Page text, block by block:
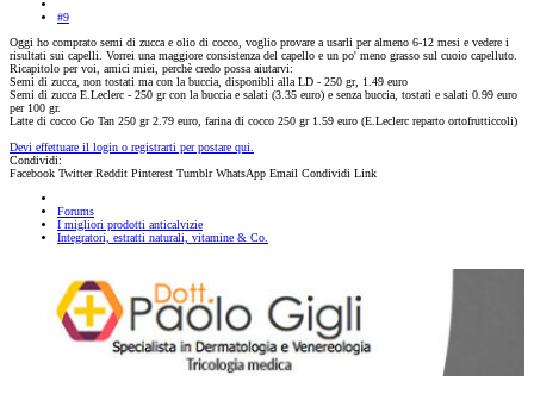
#9
Oggi ho comprato semi di zucca e olio di cocco, voglio provare a usarli per almeno 6-12 mesi e vedere i
risultati sui capelli. Vorrei una maggiore consistenza del capello e un po' meno grasso sul cuoio capelluto.
Ricapitolo per voi, amici miei, perchè credo possa aiutarvi:
Semi di zucca, non tostati ma con la buccia, disponibli alla LD - 250 gr, 1.49 euro
Semi di zucca E.Leclerc - 250 gr con la buccia e salati (3.35 euro) e senza buccia, tostati e salati 0.99 euro
per 100 gr.
Latte di cocco Go Tan 250 gr 2.79 euro, farina di cocco 250 gr 1.59 euro (E.Leclerc reparto ortofrutticcoli)
Devi effettuare il login o registrarti per postare qui.
Condividi:
Facebook Twitter Reddit Pinterest Tumblr WhatsApp Email Condividi Link
Forums
I migliori prodotti anticalvizie
Integratori, estratti naturali, vitamine & Co.